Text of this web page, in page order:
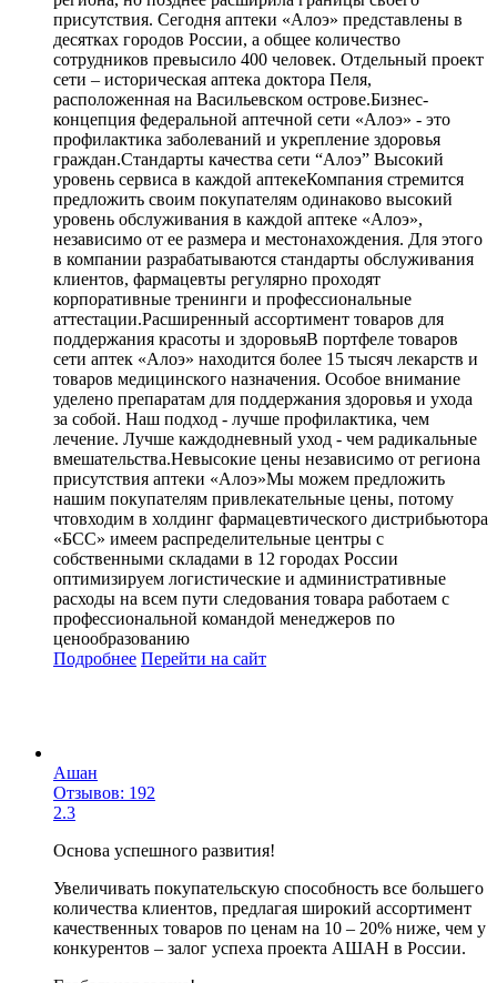
присутствия. Сегодня аптеки «Алоэ» представлены в
десятках городов России, а общее количество
сотрудников превысило 400 человек. Отдельный проект
сети – историческая аптека доктора Пеля,
расположенная на Васильевском острове.Бизнес-
концепция федеральной аптечной сети «Алоэ» - это
профилактика заболеваний и укрепление здоровья
граждан.Стандарты качества сети “Алоэ” Высокий
уровень сервиса в каждой аптекеКомпания стремится
предложить своим покупателям одинаково высокий
уровень обслуживания в каждой аптеке «Алоэ»,
независимо от ее размера и местонахождения. Для этого
в компании разрабатываются стандарты обслуживания
клиентов, фармацевты регулярно проходят
корпоративные тренинги и профессиональные
аттестации.Расширенный ассортимент товаров для
поддержания красоты и здоровьяВ портфеле товаров
сети аптек «Алоэ» находится более 15 тысяч лекарств и
товаров медицинского назначения. Особое внимание
уделено препаратам для поддержания здоровья и ухода
за собой. Наш подход - лучше профилактика, чем
лечение. Лучше каждодневный уход - чем радикальные
вмешательства.Невысокие цены независимо от региона
присутствия аптеки «Алоэ»Мы можем предложить
нашим покупателям привлекательные цены, потому
чтовходим в холдинг фармацевтического дистрибьютора
«БСС» имеем распределительные центры с
собственными складами в 12 городах России
оптимизируем логистические и административные
расходы на всем пути следования товара работаем с
профессиональной командой менеджеров по
ценообразованию
Подробнее Перейти на сайт
Ашан
Отзывов: 192
2.3
Основа успешного развития!
Увеличивать покупательскую способность все большего
количества клиентов, предлагая широкий ассортимент
качественных товаров по ценам на 10 – 20% ниже, чем у
конкурентов – залог успеха проекта АШАН в России.